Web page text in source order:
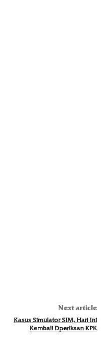
Next article
Kasus Simulator SIM, Hari Ini
Kembali Dperiksan KPK